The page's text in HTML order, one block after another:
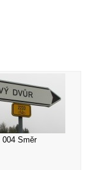
004 Směr